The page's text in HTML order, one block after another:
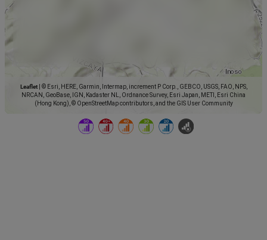
Leaflet
© Esri, HERE, Garmin, Intermap, increment P Corp., GEBCO, USGS, FAO, NPS,
NRCAN, GeoBase, IGN, Kadaster NL, Ordnance Survey, Esri Japan, METI, Esri China
(Hong Kong), © OpenStreetMap contributors, and the GIS User Community